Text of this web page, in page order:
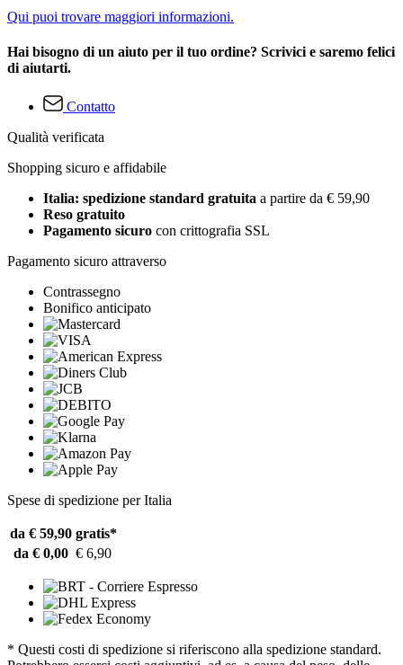
Qui puoi trovare maggiori informazioni.
Hai bisogno di un aiuto per il tuo ordine? Scrivici e saremo felici
di aiutarti.
Contatto
Qualità verificata
Shopping sicuro e affidabile
Italia: spedizione standard gratuita a partire da € 59,90
Reso gratuito
Pagamento sicuro con crittografia SSL
Pagamento sicuro attraverso
Contrassegno
Bonifico anticipato
Spese di spedizione per Italia
da € 59,90 gratis*
da € 0,00 € 6,90
* Questi costi di spedizione si riferiscono alla spedizione standard.